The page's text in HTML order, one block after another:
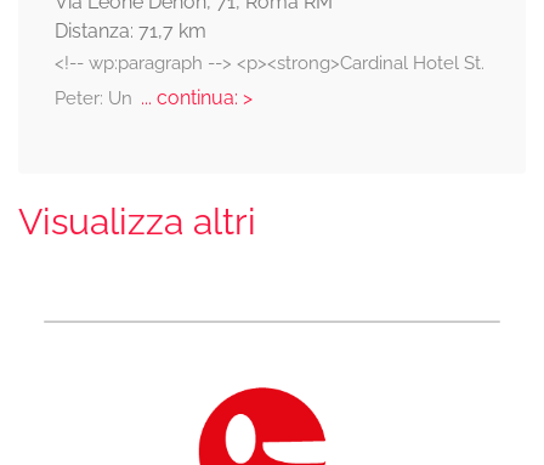
Distanza: 71,7 km
<!-- wp:paragraph --> <p><strong>Cardinal Hotel St.
Peter: Un ... continua: >
Visualizza altri